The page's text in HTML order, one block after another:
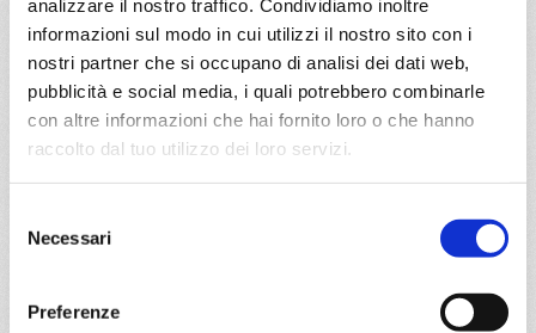
analizzare il nostro traffico. Condividiamo inoltre
informazioni sul modo in cui utilizzi il nostro sito con i
nostri partner che si occupano di analisi dei dati web,
pubblicità e social media, i quali potrebbero combinarle
con altre informazioni che hai fornito loro o che hanno
raccolto dal tuo utilizzo dei loro servizi.
delNecessari
Preferenze
Caraibi9 giorni
daMiami conMSC Meraviglia
Miami, Philipsburg, Basseterre, Hue/danang(chan may),
02/01/2027